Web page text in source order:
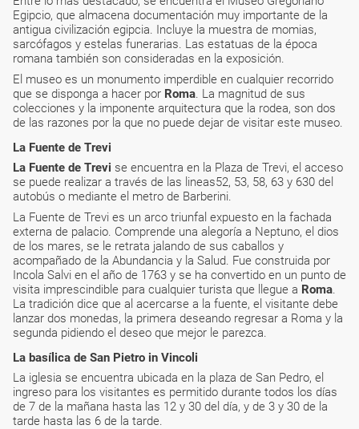
Egipcio, que almacena documentación muy importante de la
antigua civilización egipcia. Incluye la muestra de momias,
sarcófagos y estelas funerarias. Las estatuas de la época
romana también son consideradas en la exposición.
El museo es un monumento imperdible en cualquier recorrido
que se disponga a hacer por Roma. La magnitud de sus
colecciones y la imponente arquitectura que la rodea, son dos
de las razones por la que no puede dejar de visitar este museo.
La Fuente de Trevi
La Fuente de Trevi se encuentra en la Plaza de Trevi, el acceso
se puede realizar a través de las lineas52, 53, 58, 63 y 630 del
autobús o mediante el metro de Barberini.
La Fuente de Trevi es un arco triunfal expuesto en la fachada
externa de palacio. Comprende una alegoría a Neptuno, el dios
de los mares, se le retrata jalando de sus caballos y
acompañado de la Abundancia y la Salud. Fue construida por
Incola Salvi en el año de 1763 y se ha convertido en un punto de
visita imprescindible para cualquier turista que llegue a Roma.
La tradición dice que al acercarse a la fuente, el visitante debe
lanzar dos monedas, la primera deseando regresar a Roma y la
segunda pidiendo el deseo que mejor le parezca.
La basílica de San Pietro in Vincoli
La iglesia se encuentra ubicada en la plaza de San Pedro, el
ingreso para los visitantes es permitido durante todos los días
de 7 de la mañana hasta las 12 y 30 del día, y de 3 y 30 de la
tarde hasta las 6 de la tarde.